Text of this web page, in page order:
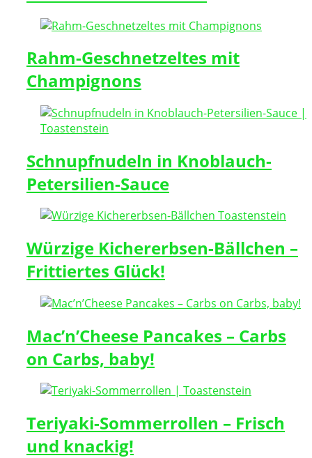
Rahm-Geschnetzeltes mit
Champignons
Schnupfnudeln in Knoblauch-
Petersilien-Sauce
Würzige Kichererbsen-Bällchen –
Frittiertes Glück!
Mac’n’Cheese Pancakes – Carbs
on Carbs, baby!
Teriyaki-Sommerrollen – Frisch
und knackig!